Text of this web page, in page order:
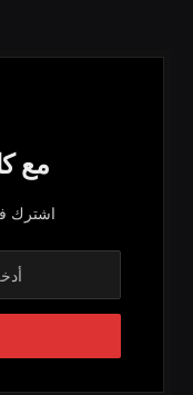
مع
اشترك